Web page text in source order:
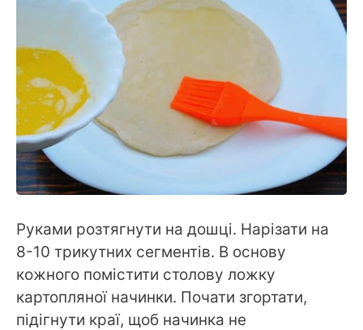
Руками розтягнути на дошці. Нарізати на
8-10 трикутних сегментів. В основу
кожного помістити столову ложку
картопляної начинки. Почати згортати,
підігнути краї, щоб начинка не